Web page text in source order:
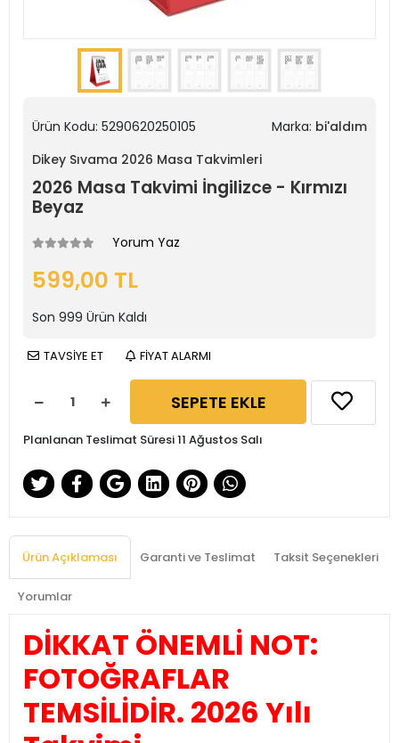
Ürün Kodu: 5290620250105 Marka: bi'aldım
Dikey Sıvama 2026 Masa Takvimleri
2026 Masa Takvimi İngilizce - Kırmızı
Beyaz
Yorum Yaz
599,00 TL
Son 999 Ürün Kaldı
TAVSİYE ET FİYAT ALARMI
SEPETE EKLE
Planlanan Teslimat Süresi 11 Ağustos Salı
Ürün Açıklaması Garanti ve Teslimat Taksit Seçenekleri
Yorumlar
DİKKAT ÖNEMLİ NOT:
FOTOĞRAFLAR
TEMSİLİDİR. 2026 Yılı